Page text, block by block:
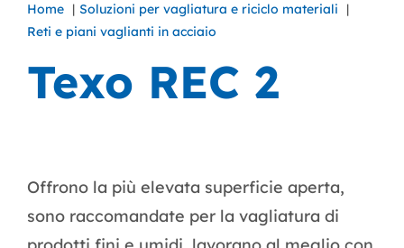
Home
Soluzioni per vagliatura e riciclo materiali
Reti e piani vaglianti in acciaio
Texo REC 2
Offrono la più elevata superficie aperta,
sono raccomandate per la vagliatura di